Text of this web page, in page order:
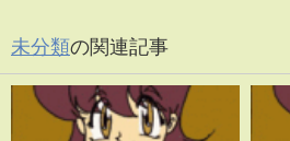
未分類の関連記事